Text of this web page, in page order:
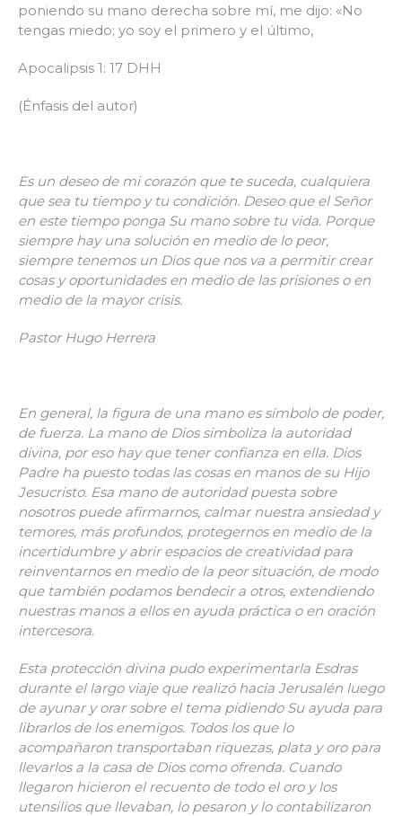
poniendo su mano derecha sobre mí, me dijo: «No
tengas miedo; yo soy el primero y el último,
Apocalipsis 1: 17 DHH
(Énfasis del autor)
Es un deseo de mi corazón que te suceda, cualquiera
que sea tu tiempo y tu condición. Deseo que el Señor
en este tiempo ponga Su mano sobre tu vida. Porque
siempre hay una solución en medio de lo peor,
siempre tenemos un Dios que nos va a permitir crear
cosas y oportunidades en medio de las prisiones o en
medio de la mayor crisis.
Pastor Hugo Herrera
En general, la figura de una mano es símbolo de poder,
de fuerza. La mano de Dios simboliza la autoridad
divina, por eso hay que tener confianza en ella. Dios
Padre ha puesto todas las cosas en manos de su Hijo
Jesucristo. Esa mano de autoridad puesta sobre
nosotros puede afirmarnos, calmar nuestra ansiedad y
temores, más profundos, protegernos en medio de la
incertidumbre y abrir espacios de creatividad para
reinventarnos en medio de la peor situación, de modo
que también podamos bendecir a otros, extendiendo
nuestras manos a ellos en ayuda práctica o en oración
intercesora.
Esta protección divina pudo experimentarla Esdras
durante el largo viaje que realizó hacia Jerusalén luego
de ayunar y orar sobre el tema pidiendo Su ayuda para
librarlos de los enemigos. Todos los que lo
acompañaron transportaban riquezas, plata y oro para
llevarlos a la casa de Dios como ofrenda. Cuando
llegaron hicieron el recuento de todo el oro y los
utensilios que llevaban, lo pesaron y lo contabilizaron